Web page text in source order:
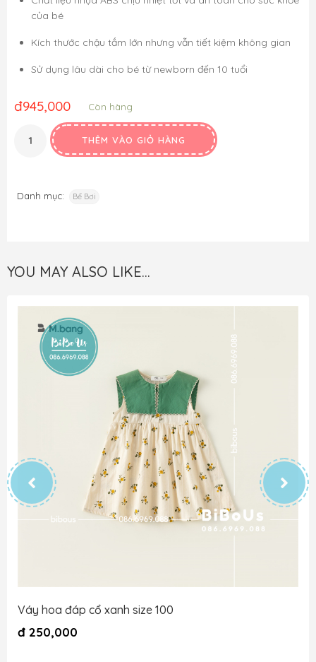
của bé
Kích thước chậu tắm lớn nhưng vẫn tiết kiệm không gian
Sử dụng lâu dài cho bé từ newborn đến 10 tuổi
đ945,000 Còn hàng
THÊM VÀO GIỎ HÀNG
Danh mục: Bể Bơi
YOU MAY ALSO LIKE…
Váy hoa đáp cổ xanh size 100
đ 250,000